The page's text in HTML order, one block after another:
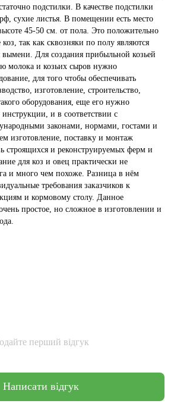
подстилки. В качестве подстилки
сухие листья. В помещении есть место
45-50 см. от пола. Это положительно
коз, так как сквозняки по полу являются
Для создания прибыльной козьей
молока и козьих сыров нужно
для того чтобы обеспечивать
изготовление, строительство,
оборудования, еще его нужно
инструкции, и в соответствии с
законами, нормами, гостами и
изготовление, поставку и монтаж
строящихся и реконструируемых ферм и
для коз и овец практически не
и много чем похоже. Разница в нём
требования заказчиков к
и кормовому столу. Данное
простое, но сложное в изготовлении и
перший відгук
Написати відгук